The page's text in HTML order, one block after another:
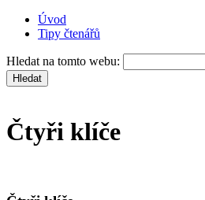
Úvod
Tipy čtenářů
Hledat na tomto webu:
Čtyři klíče